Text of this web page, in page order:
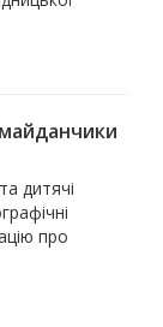
майданчики
дитячі
про